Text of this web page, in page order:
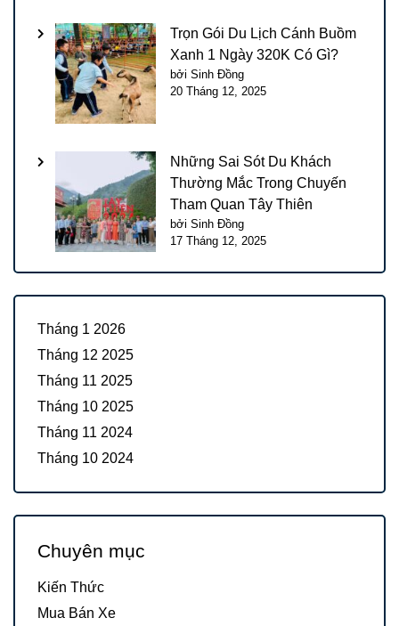
Trọn Gói Du Lịch Cánh Buồm
Xanh 1 Ngày 320K Có Gì?
bởi Sinh Đồng
20 Tháng 12, 2025
Những Sai Sót Du Khách
Thường Mắc Trong Chuyến
Tham Quan Tây Thiên
bởi Sinh Đồng
17 Tháng 12, 2025
Tháng 1 2026
Tháng 12 2025
Tháng 11 2025
Tháng 10 2025
Tháng 11 2024
Tháng 10 2024
Chuyên mục
Kiến Thức
Mua Bán Xe